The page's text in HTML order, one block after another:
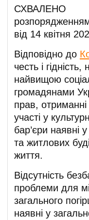
СХВАЛЕНО
розпорядженням
від 14 квітня
Відповідно до
честь і
найвищою
громадянами
прав, отриманні
участі у
бар’єри наявні
та житлових
життя.
Відсутність
проблеми для
загального
наявні у